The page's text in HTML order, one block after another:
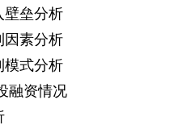
壁垒分析
因素分析
模式分析
融资情况